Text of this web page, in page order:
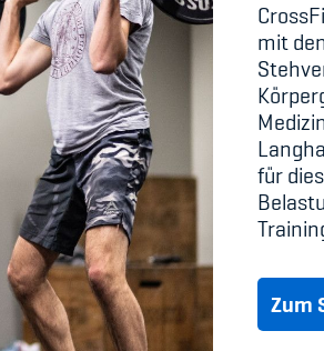
Infomails
Kinderbetreuung
Spitzensport &
mit
für
Zum